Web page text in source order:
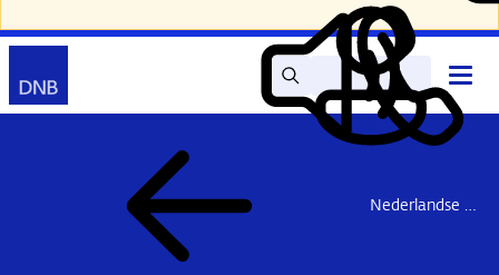
Zoek Lees
voor
Mijn
DNB
Contact
Nederlandse Depositogarantie